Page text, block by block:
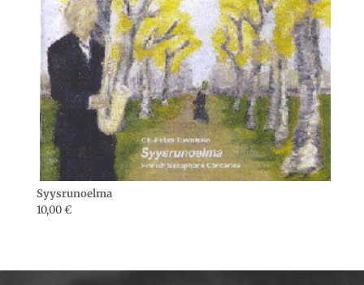
Syysrunoelma
10,00€